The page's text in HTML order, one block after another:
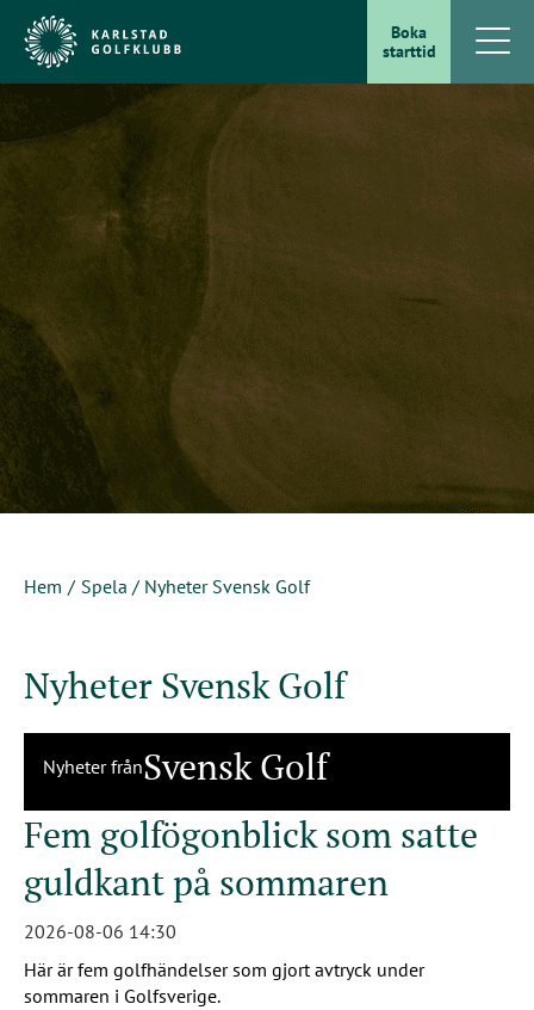
Boka
starttid
Hem Spela / Nyheter Svensk Golf
Nyheter Svensk Golf
Nyheter frånSvensk Golf
Fem golfögonblick som satte
guldkant på sommaren
2026-08-06 14:30
Här är fem golfhändelser som gjort avtryck under
sommaren i Golfsverige.